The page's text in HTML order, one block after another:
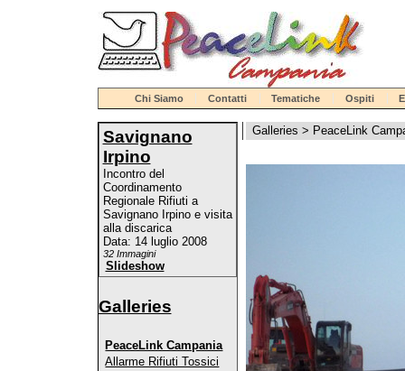
Chi Siamo Contatti Tematiche Ospiti
Savignano
Irpino
Incontro del
Coordinamento
Regionale Rifiuti a
Savignano Irpino e visita
alla discarica
Data: 14 luglio 2008
32 Immagini
Slideshow
Galleries
PeaceLink Campania
Allarme Rifiuti Tossici
Galleries > PeaceLink